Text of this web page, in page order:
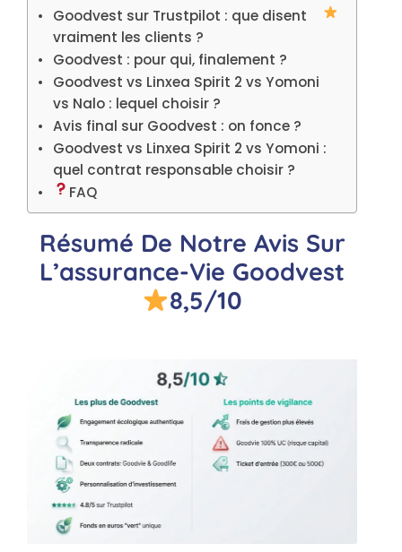
Goodvest sur Trustpilot : que disent
vraiment les clients ?
Goodvest : pour qui, finalement ?
Goodvest vs Linxea Spirit 2 vs Yomoni
vs Nalo : lequel choisir ?
Avis final sur Goodvest : on fonce ?
Goodvest vs Linxea Spirit 2 vs Yomoni :
quel contrat responsable choisir ?
FAQ
Résumé De Notre Avis Sur
L’assurance-Vie Goodvest
8,5/10